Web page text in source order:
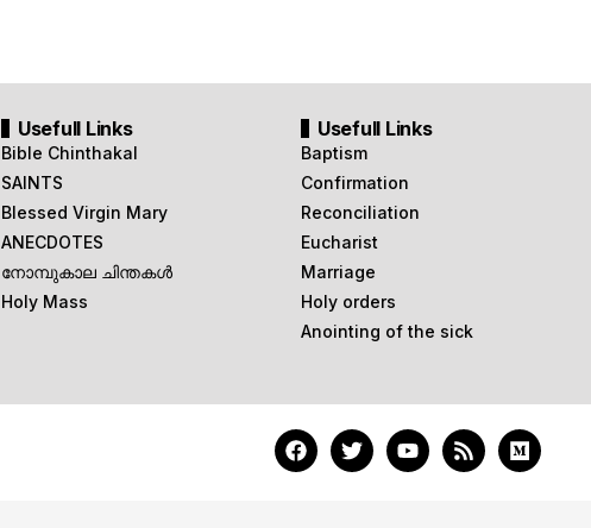
Usefull Links
Bible Chinthakal
SAINTS
Blessed Virgin Mary
ANECDOTES
നോമ്പുകാല ചിന്തകൾ
Holy Mass
Usefull Links
Baptism
Confirmation
Reconciliation
Eucharist
Marriage
Holy orders
Anointing of the sick